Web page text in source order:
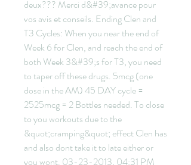
deux??? Merci d&#39;avance pour
vos avis et conseils. Ending Clen and
T3 Cycles: When you near the end of
Week 6 for Clen, and reach the end of
both Week 3&#39;s for T3, you need
to taper off these drugs. 5mcg (one
dose in the AM) 45 DAY cycle =
2525mcg = 2 Bottles needed. To close
to you workouts due to the
&quot;cramping&quot; effect Clen has
and also dont take it to late either or
you wont. 03-23-2013, 04:31 PM